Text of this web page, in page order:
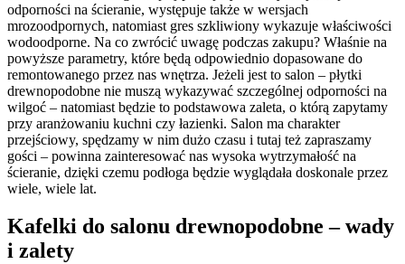
odporności na ścieranie, występuje także w wersjach
mrozoodpornych, natomiast gres szkliwiony wykazuje właściwości
wodoodporne. Na co zwrócić uwagę podczas zakupu? Właśnie na
powyższe parametry, które będą odpowiednio dopasowane do
remontowanego przez nas wnętrza. Jeżeli jest to salon – płytki
drewnopodobne nie muszą wykazywać szczególnej odporności na
wilgoć – natomiast będzie to podstawowa zaleta, o którą zapytamy
przy aranżowaniu kuchni czy łazienki. Salon ma charakter
przejściowy, spędzamy w nim dużo czasu i tutaj też zapraszamy
gości – powinna zainteresować nas wysoka wytrzymałość na
ścieranie, dzięki czemu podłoga będzie wyglądała doskonale przez
wiele, wiele lat.
Kafelki do salonu drewnopodobne – wady
i zalety